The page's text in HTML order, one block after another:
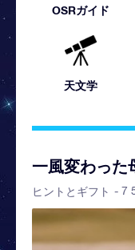
OSRガイド
天文学
一風変わった
ヒントとギフト - 7